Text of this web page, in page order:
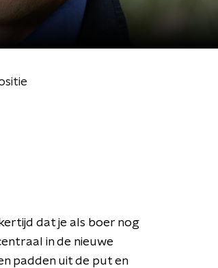
dat je als boer nog
in de nieuwe
padden uit de put en